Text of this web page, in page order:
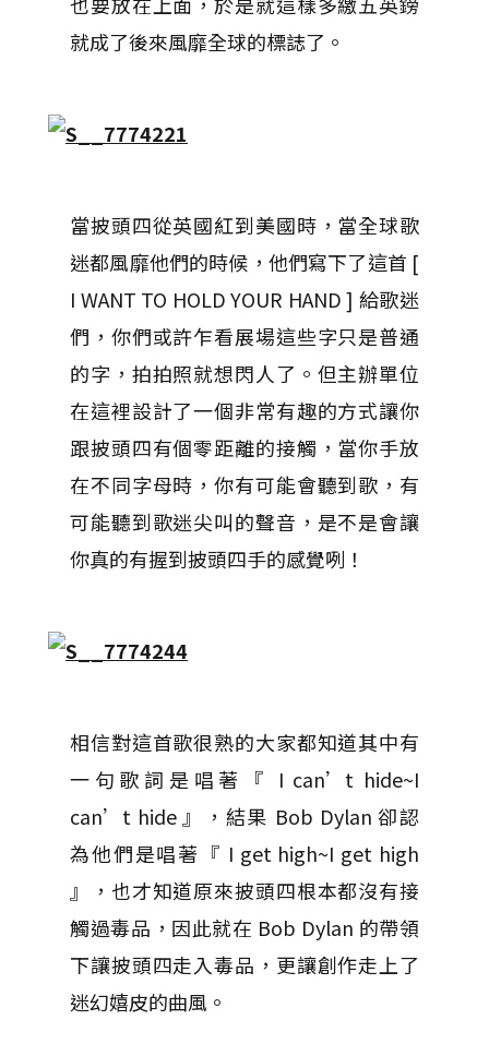
就成了後來風靡全球的標誌了。
當披頭四從英國紅到美國時，當全球歌
迷都風靡他們的時候，他們寫下了這首 [
I WANT TO HOLD YOUR HAND ] 給歌迷
們，你們或許乍看展場這些字只是普通
的字，拍拍照就想閃人了。但主辦單位
在這裡設計了一個非常有趣的方式讓你
跟披頭四有個零距離的接觸，當你手放
在不同字母時，你有可能會聽到歌，有
可能聽到歌迷尖叫的聲音，是不是會讓
你真的有握到披頭四手的感覺咧！
相信對這首歌很熟的大家都知道其中有
一句歌詞是唱著『 I can’t hide~I
can’t hide 』，結果 Bob Dylan 卻認
為他們是唱著『 I get high~I get high
』，也才知道原來披頭四根本都沒有接
觸過毒品，因此就在 Bob Dylan 的帶領
下讓披頭四走入毒品，更讓創作走上了
迷幻嬉皮的曲風。